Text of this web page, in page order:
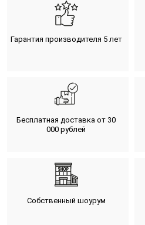
Гарантия производителя 5 лет
Бесплатная доставка от 30
000 рублей
Собственный шоурум